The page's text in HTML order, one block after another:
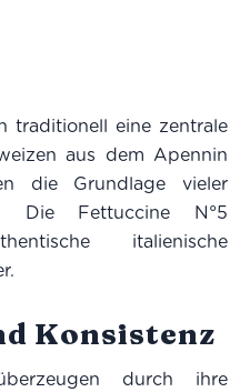
traditionell eine zentrale
aus dem Apennin
die Grundlage vieler
Die Fettuccine N°5
italienische
Konsistenz
durch ihre